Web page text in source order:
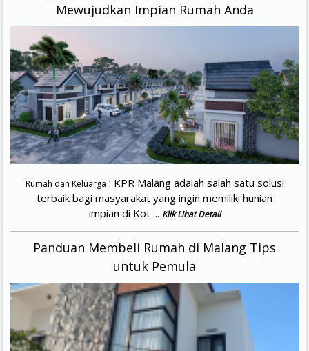
Mewujudkan Impian Rumah Anda
Rumah dan Keluarga : KPR Malang adalah salah satu solusi
terbaik bagi masyarakat yang ingin memiliki hunian
impian di Kot ... Klik Lihat Detail
Panduan Membeli Rumah di Malang Tips
untuk Pemula